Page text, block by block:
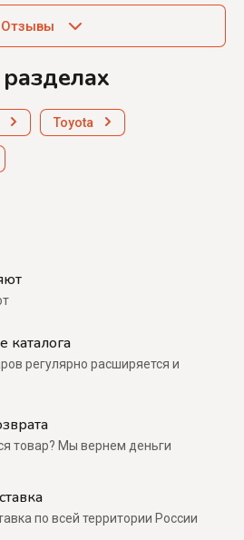
Отзывы
Toyota
каталога
регулярно расширяется и
товар? Мы вернем деньги
по всей территории России